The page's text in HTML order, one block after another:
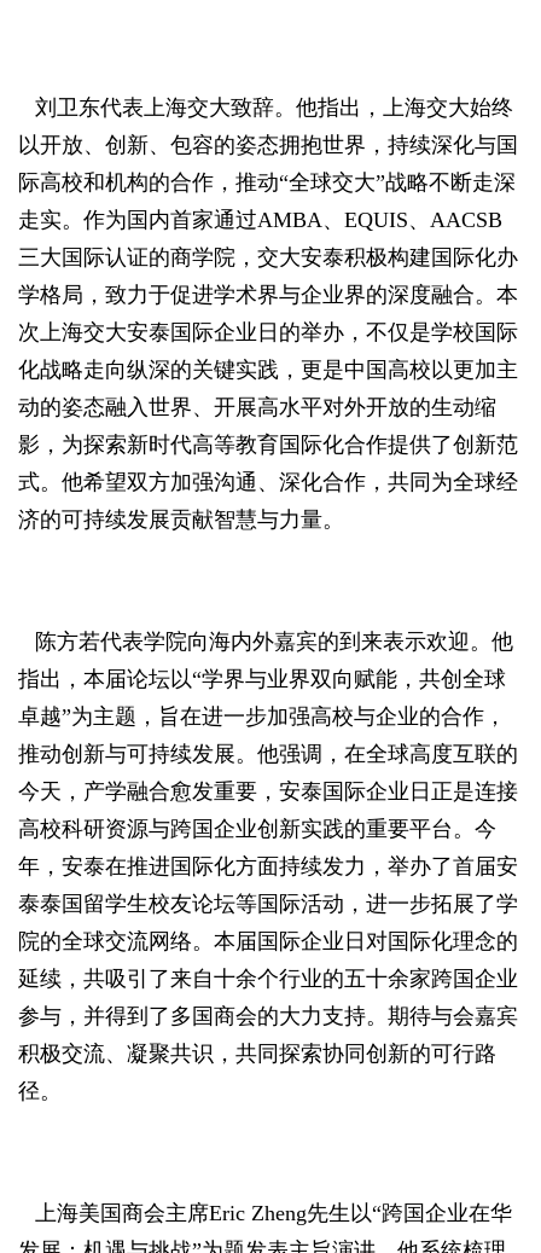
刘卫东代表上海交大致辞。他指出，上海交大始终
以开放、创新、包容的姿态拥抱世界，持续深化与国
际高校和机构的合作，推动“全球交大”战略不断走深
走实。作为国内首家通过AMBA、EQUIS、AACSB
三大国际认证的商学院，交大安泰积极构建国际化办
学格局，致力于促进学术界与企业界的深度融合。本
次上海交大安泰国际企业日的举办，不仅是学校国际
化战略走向纵深的关键实践，更是中国高校以更加主
动的姿态融入世界、开展高水平对外开放的生动缩
影，为探索新时代高等教育国际化合作提供了创新范
式。他希望双方加强沟通、深化合作，共同为全球经
济的可持续发展贡献智慧与力量。
陈方若代表学院向海内外嘉宾的到来表示欢迎。他
指出，本届论坛以“学界与业界双向赋能，共创全球
卓越”为主题，旨在进一步加强高校与企业的合作，
推动创新与可持续发展。他强调，在全球高度互联的
今天，产学融合愈发重要，安泰国际企业日正是连接
高校科研资源与跨国企业创新实践的重要平台。今
年，安泰在推进国际化方面持续发力，举办了首届安
泰泰国留学生校友论坛等国际活动，进一步拓展了学
院的全球交流网络。本届国际企业日对国际化理念的
延续，共吸引了来自十余个行业的五十余家跨国企业
参与，并得到了多国商会的大力支持。期待与会嘉宾
积极交流、凝聚共识，共同探索协同创新的可行路
径。
上海美国商会主席Eric Zheng先生以“跨国企业在华